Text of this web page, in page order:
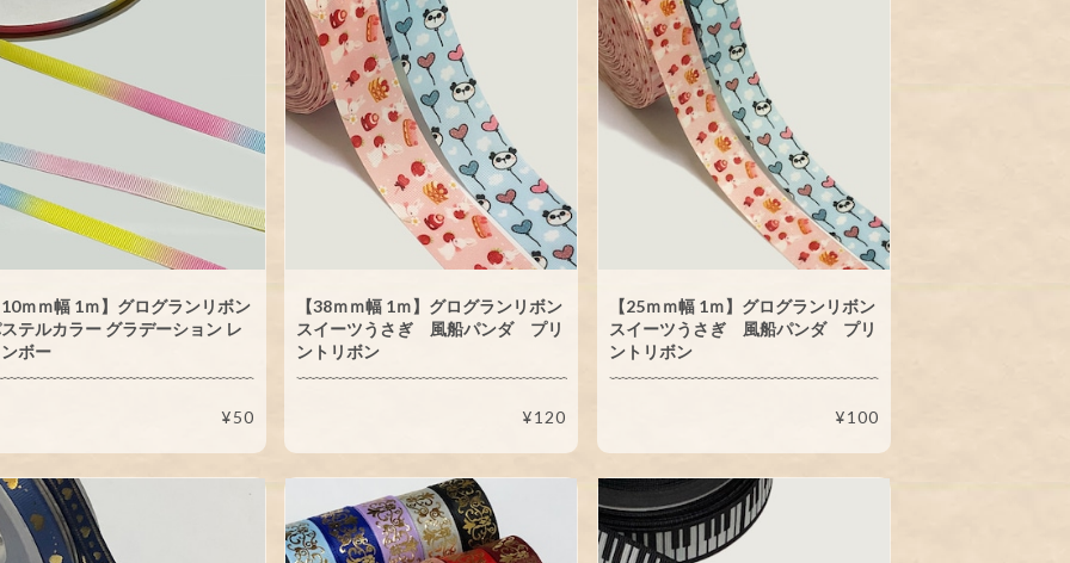
ｍｍ幅 1ｍ】グログランリボン
テルカラー グラデーション レ
ボー
¥50
【38ｍｍ幅 1ｍ】グログランリボン
スイーツうさぎ 風船パンダ プリ
ントリボン
¥120
【25ｍｍ幅 1ｍ】グログランリボン
スイーツうさぎ 風船パンダ プリ
ントリボン
¥100